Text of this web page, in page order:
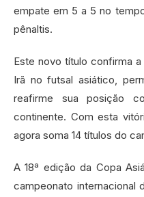
empate em 5 a 5 no
pênaltis.
Este novo título confirma
Irã no futsal asiático,
reafirme sua posição
continente. Com esta
agora soma 14 títulos do
A 18ª edição da Copa
campeonato internacional